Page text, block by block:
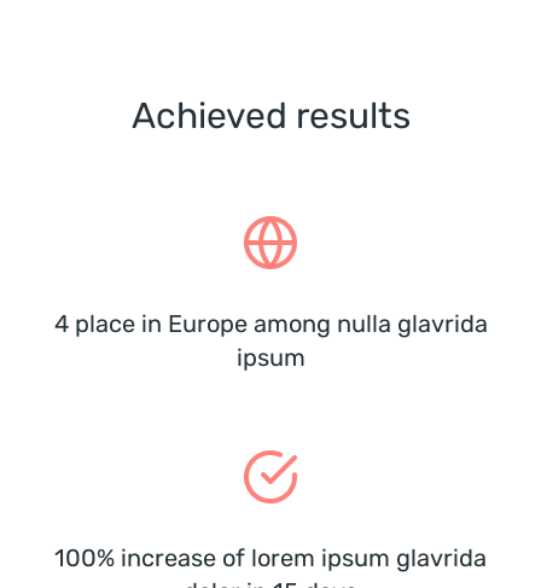
Achieved results
4 place in Europe among nulla glavrida
ipsum
100% increase of lorem ipsum glavrida